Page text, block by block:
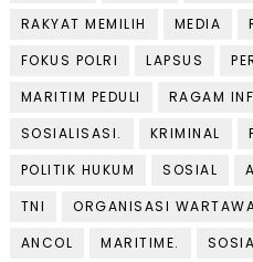
RAKYAT MEMILIH
MEDIA
FOKUS POLRI
LAPSUS
MARITIM PEDULI
RAGAM
SOSIALISASI.
KRIMINAL
POLITIK HUKUM
SOSIAL
TNI
ORGANISASI
ANCOL
MARITIME.